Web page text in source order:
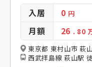
入居 0 円
月額 26 . 80
東京都 東村山市 萩
西武拝島線 萩山駅